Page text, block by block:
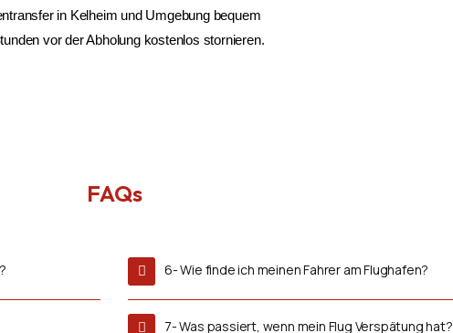
in Kelheim und Umgebung bequem
vor der Abholung kostenlos stornieren.
FAQs
6- Wie finde ich meinen Fahrer am Flughafen?
7- Was passiert, wenn mein Flug Verspätung hat?